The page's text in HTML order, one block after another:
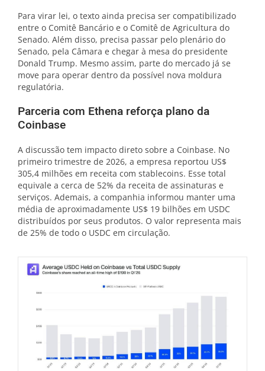
Para virar lei, o texto ainda precisa ser compatibilizado
entre o Comitê Bancário e o Comitê de Agricultura do
Senado. Além disso, precisa passar pelo plenário do
Senado, pela Câmara e chegar à mesa do presidente
Donald Trump. Mesmo assim, parte do mercado já se
move para operar dentro da possível nova moldura
regulatória.
Parceria com Ethena reforça plano da
Coinbase
A discussão tem impacto direto sobre a Coinbase. No
primeiro trimestre de 2026, a empresa reportou US$
305,4 milhões em receita com stablecoins. Esse total
equivale a cerca de 52% da receita de assinaturas e
serviços. Ademais, a companhia informou manter uma
média de aproximadamente US$ 19 bilhões em USDC
distribuídos por seus produtos. O valor representa mais
de 25% de todo o USDC em circulação.